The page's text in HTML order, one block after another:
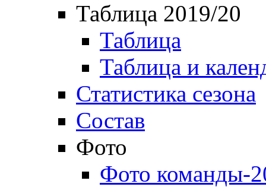
Таблица 2019/20
Таблица
Таблица и
Статистика сезона
Состав
Фото
Фото команды-